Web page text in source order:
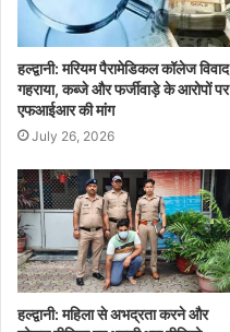
हल्द्वानी: मरियम पैरामेडिकल कॉलेज विवाद
गहराया, कब्जे और फर्जीवाड़े के आरोपों पर
एफआईआर की मांग
July 26, 2026
हल्द्वानी: महिला से अभद्रता करने और